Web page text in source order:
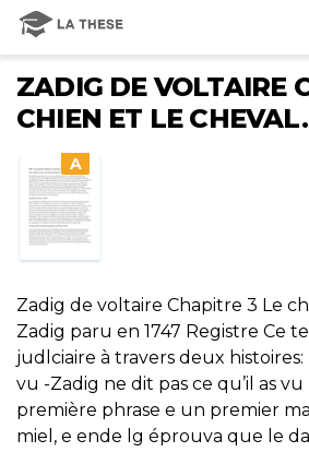
ZADIG DE VOLTAIRE
CHIEN ET LE CHEVAL.
A
Zadig de voltaire Chapitre 3 Le
Zadig paru en 1747 Registre Ce
judlciaire à travers deux histoires:
vu -Zadig ne dit pas ce qu’il as
première phrase e un premier
miel, e ende lg éprouva que le